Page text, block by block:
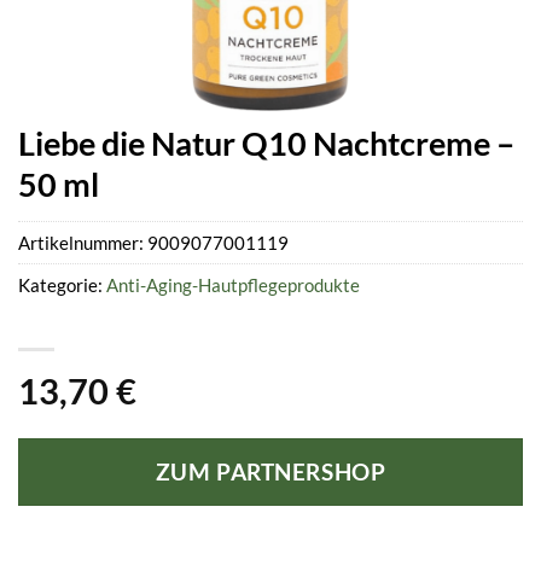
Liebe die Natur Q10 Nachtcreme –
50 ml
13,70 €
ZUM PARTNERSHOP
Artikelnummer: 9009077001119
Kategorie: Anti-Aging-Hautpflegeprodukte